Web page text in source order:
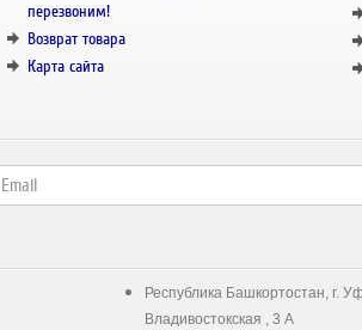
перезвоним!
Возврат товара
Карта сайта
Республика Башкортостан, г.
Владивостокская , 3 А